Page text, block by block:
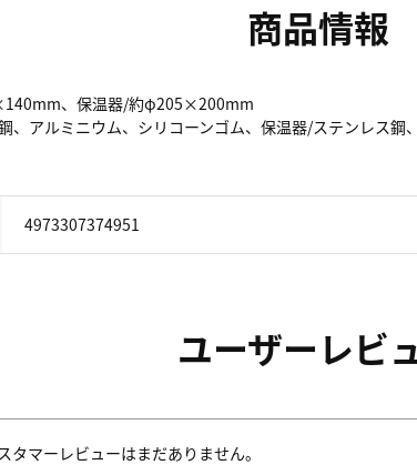
商品情報
、保温器/約φ205×200mm
、アルミニウム、シリコーンゴム、保温器/ステンレス鋼
4973307374951
ユーザーレビ
タマーレビューはまだありません。